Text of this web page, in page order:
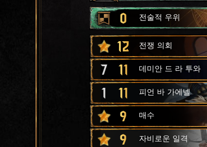
0 전술적 우위
12 전쟁 의회
7 11 데미안 드 라 투와
1 11 피언 바 가에넬
9 매수
9 자비로운 일격